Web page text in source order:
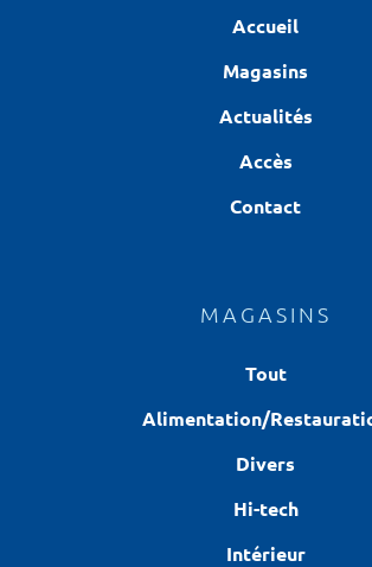
Accueil
Magasins
Actualités
Accès
Contact
MAGASINS
Tout
Alimentation/
Divers
Hi-tech
Intérieur